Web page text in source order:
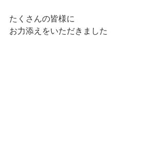
たくさんの皆様に
お力添えをいただきました